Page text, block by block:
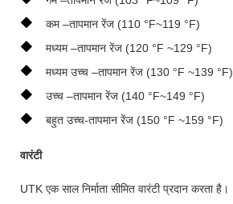
◆ कम –तापमान रेंज (110 °F~119 °F)
◆ मध्यम –तापमान रेंज (120 °F ~129 °F)
◆ मध्यम उच्च –तापमान रेंज (130 °F ~139 °F)
◆ उच्च –तापमान रेंज (140 °F~149 °F)
◆ बहुत उच्च-तापमान रेंज (150 °F ~159 °F)
वारंटी
UTK एक साल निर्माता सीमित वारंटी प्रदान करता है।